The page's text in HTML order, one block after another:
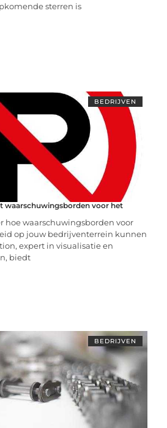
sterren is
BEDRIJVEN
waarschuwingsborden voor het
hoe waarschuwingsborden voor
op jouw bedrijventerrein kunnen
expert in visualisatie en
biedt
BEDRIJVEN